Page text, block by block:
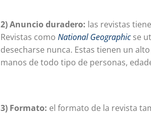
2) Anuncio duradero: las revistas
Revistas como National Geographic se
desecharse nunca. Estas tienen un
manos de todo tipo de personas,
3) Formato: el formato de la revista